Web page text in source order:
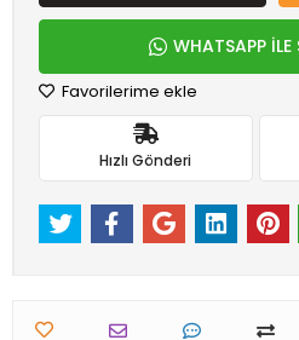
WHATSAPP İLE
Favorilerime ekle
Hızlı Gönderi